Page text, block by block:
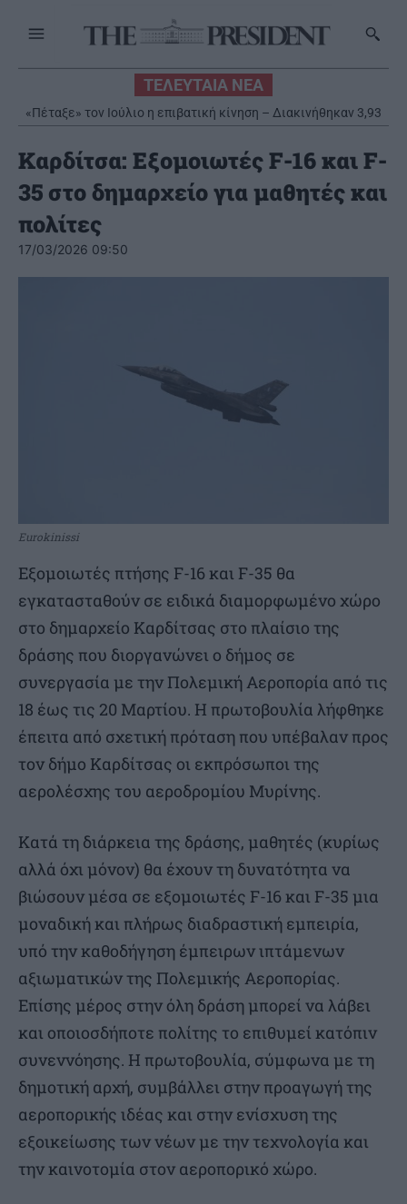
ΤΕΛΕΥΤΑΙΑ ΝΕΑ
«Πέταξε» τον Ιούλιο η επιβατική κίνηση – Διακινήθηκαν 3,93
εκατ. επιβάτες
Καρδίτσα: Εξομοιωτές F-16 και F-
35 στο δημαρχείο για μαθητές και
πολίτες
17/03/2026 09:50
Eurokinissi
Εξομοιωτές πτήσης F-16 και F-35 θα
εγκατασταθούν σε ειδικά διαμορφωμένο χώρο
στο δημαρχείο Καρδίτσας στο πλαίσιο της
δράσης που διοργανώνει ο δήμος σε
συνεργασία με την Πολεμική Αεροπορία από τις
18 έως τις 20 Μαρτίου. Η πρωτοβουλία λήφθηκε
έπειτα από σχετική πρόταση που υπέβαλαν προς
τον δήμο Καρδίτσας οι εκπρόσωποι της
αερολέσχης του αεροδρομίου Μυρίνης.
Κατά τη διάρκεια της δράσης, μαθητές (κυρίως
αλλά όχι μόνον) θα έχουν τη δυνατότητα να
βιώσουν μέσα σε εξομοιωτές F-16 και F-35 μια
μοναδική και πλήρως διαδραστική εμπειρία,
υπό την καθοδήγηση έμπειρων ιπτάμενων
αξιωματικών της Πολεμικής Αεροπορίας.
Επίσης μέρος στην όλη δράση μπορεί να λάβει
και οποιοσδήποτε πολίτης το επιθυμεί κατόπιν
συνεννόησης. Η πρωτοβουλία, σύμφωνα με τη
δημοτική αρχή, συμβάλλει στην προαγωγή της
αεροπορικής ιδέας και στην ενίσχυση της
εξοικείωσης των νέων με την τεχνολογία και
την καινοτομία στον αεροπορικό χώρο.